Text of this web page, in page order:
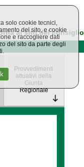
al sito del consiglio
Provvedimenti
attuativi della
Giunta
Regionale
solo cookie tecnici,
del sito, e cookie
e raccogliere dati
del sito da parte degli